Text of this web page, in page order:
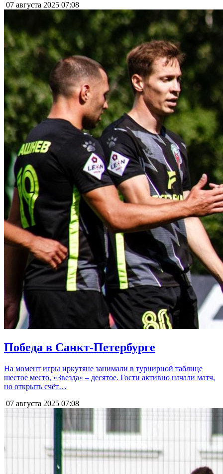
07 августа 2025 07:08
Победа в Санкт-Петербурге
На момент игры иркутяне занимали в турнирной таблице
шестое место, «Звезда» – десятое. Гости активно начали матч,
но открыть счёт…
07 августа 2025 07:08